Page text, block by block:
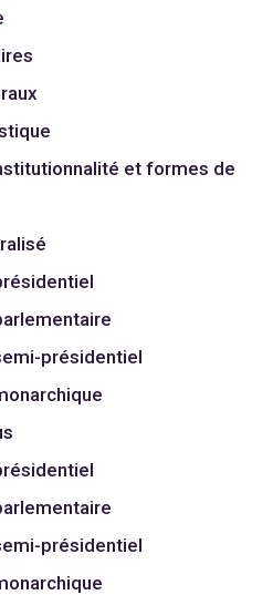
et formes de
présidentiel
présidentiel